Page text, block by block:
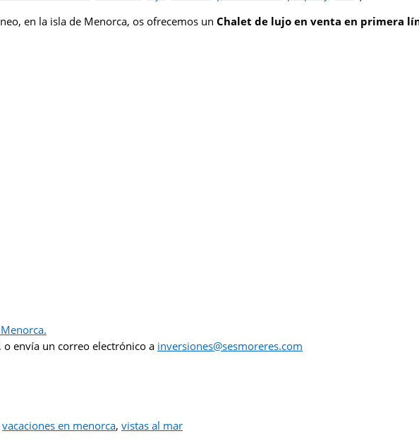
en la isla de Menorca, os ofrecemos un Chalet de lujo en venta en primera
, o envía un correo electrónico a inversiones@sesmoreres.com
vacaciones en menorca, vistas al mar